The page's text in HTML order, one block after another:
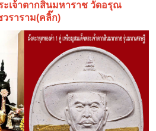
ะเจ้าตากสินมหาราช วัดอรุณ
วราราม(คลิ๊ก)